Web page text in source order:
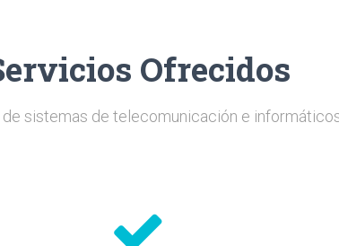
Ofrecidos
sistemas de telecomunicación e